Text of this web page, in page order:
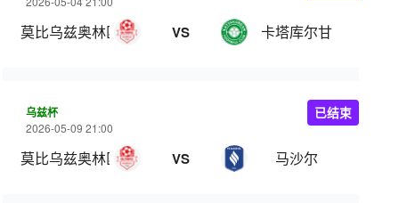
莫比乌兹奥林匹克 VS 卡塔库尔甘
乌兹杯
2026-05-09 21:00
莫比乌兹奥林匹克 VS 马沙尔
已结束